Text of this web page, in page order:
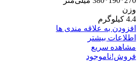
وزن
4.4 کیلو‌گرم
افزودن به علاقه مندی ها
اطلاعات بیشتر
مشاهده سریع
فروش!ناموجود